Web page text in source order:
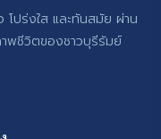
โปร่งใส และทันสมัย ผ่าน
พชีวิตของชาวบุรีรัมย์